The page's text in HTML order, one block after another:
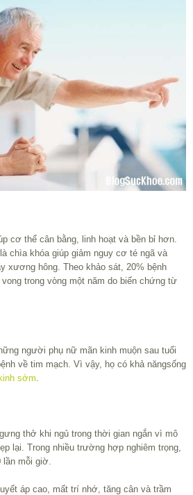
cơ thể cân bằng, linh hoạt và bền bỉ hơn.
chìa khóa giúp giảm nguy cơ té ngã và
xương hông. Theo khảo sát, 20% bệnh
trong vòng một năm do biến chứng từ
người phụ nữ mãn kinh muộn sau tuổi
về tim mạch. Vì vậy, họ có khả năngsống
sớm
thở khi ngủ trong thời gian ngắn vì mô
lại. Trong nhiều trường hợp nghiêm trọng,
mỗi giờ.
áp cao, mất trí nhớ, tăng cân và trầm